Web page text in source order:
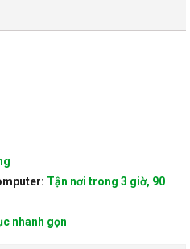
Tận nơi trong 3 giờ, 90
nhanh gọn